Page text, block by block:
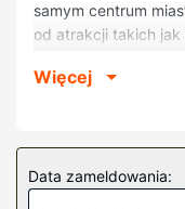
samym centrum
od atrakcji takich jak
atrakcji takiej jak
Poczuj się jak w
pokojach, których
Więcej
Data zameldowania: